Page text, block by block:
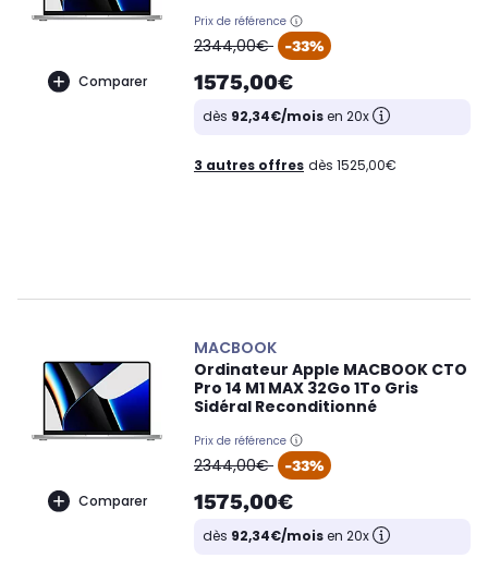
Comparer
Prix de référence
oldPrice
2344,00€ -33%
1575,00€
dès 92,34€/moisen 20x
3 autres offres dès 1525,00€
Comparer
MACBOOK
Ordinateur Apple MACBOOK CTO
Pro 14 M1 MAX 32Go 1To Gris
Sidéral Reconditionné
Prix de référence
oldPrice
2344,00€ -33%
1575,00€
dès 92,34€/moisen 20x